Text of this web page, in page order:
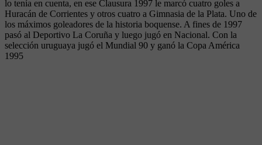
lo tenía en cuenta, en ese Clausura 1997 le marcó cuatro goles a
Huracán de Corrientes y otros cuatro a Gimnasia de la Plata. Uno de
los máximos goleadores de la historia boquense. A fines de 1997
pasó al Deportivo La Coruña y luego jugó en Nacional. Con la
selección uruguaya jugó el Mundial 90 y ganó la Copa América
1995